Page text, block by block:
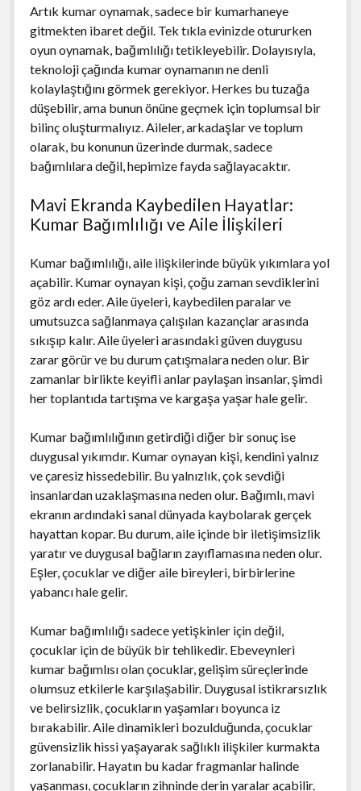
Artık kumar oynamak, sadece bir kumarhaneye
gitmekten ibaret değil. Tek tıkla evinizde otururken
oyun oynamak, bağımlılığı tetikleyebilir. Dolayısıyla,
teknoloji çağında kumar oynamanın ne denli
kolaylaştığını görmek gerekiyor. Herkes bu tuzağa
düşebilir, ama bunun önüne geçmek için toplumsal bir
bilinç oluşturmalıyız. Aileler, arkadaşlar ve toplum
olarak, bu konunun üzerinde durmak, sadece
bağımlılara değil, hepimize fayda sağlayacaktır.
Mavi Ekranda Kaybedilen Hayatlar:
Kumar Bağımlılığı ve Aile İlişkileri
Kumar bağımlılığı, aile ilişkilerinde büyük yıkımlara yol
açabilir. Kumar oynayan kişi, çoğu zaman sevdiklerini
göz ardı eder. Aile üyeleri, kaybedilen paralar ve
umutsuzca sağlanmaya çalışılan kazançlar arasında
sıkışıp kalır. Aile üyeleri arasındaki güven duygusu
zarar görür ve bu durum çatışmalara neden olur. Bir
zamanlar birlikte keyifli anlar paylaşan insanlar, şimdi
her toplantıda tartışma ve kargaşa yaşar hale gelir.
Kumar bağımlılığının getirdiği diğer bir sonuç ise
duygusal yıkımdır. Kumar oynayan kişi, kendini yalnız
ve çaresiz hissedebilir. Bu yalnızlık, çok sevdiği
insanlardan uzaklaşmasına neden olur. Bağımlı, mavi
ekranın ardındaki sanal dünyada kaybolarak gerçek
hayattan kopar. Bu durum, aile içinde bir iletişimsizlik
yaratır ve duygusal bağların zayıflamasına neden olur.
Eşler, çocuklar ve diğer aile bireyleri, birbirlerine
yabancı hale gelir.
Kumar bağımlılığı sadece yetişkinler için değil,
çocuklar için de büyük bir tehlikedir. Ebeveynleri
kumar bağımlısı olan çocuklar, gelişim süreçlerinde
olumsuz etkilerle karşılaşabilir. Duygusal istikrarsızlık
ve belirsizlik, çocukların yaşamları boyunca iz
bırakabilir. Aile dinamikleri bozulduğunda, çocuklar
güvensizlik hissi yaşayarak sağlıklı ilişkiler kurmakta
zorlanabilir. Hayatın bu kadar fragmanlar halinde
yaşanması, çocukların zihninde derin yaralar açabilir.